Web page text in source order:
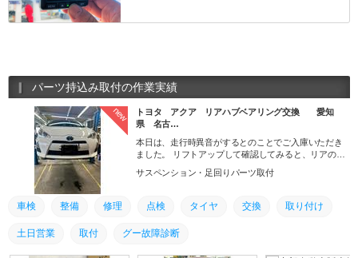
パーツ持込み取付の作業実績
new
トヨタ アクア リアハブベアリング交換 愛知
県 名古…
本日は、走行時異音がするとのことでご入庫いただき
ました。 リフトアップして確認してみると、リアのハ
サスペンション・足回りパーツ取付
車検 整備 修理 点検 タイヤ 交換 取り付け
土日営業 取付 グー故障診断